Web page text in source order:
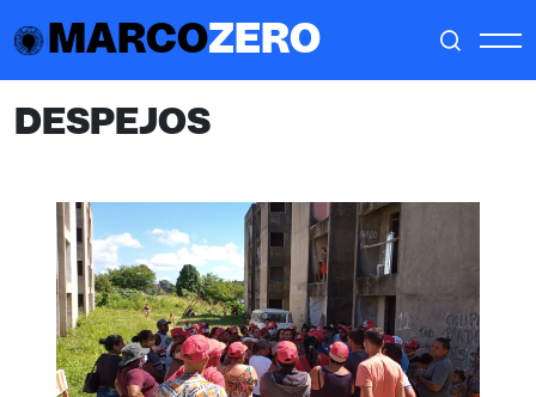
MARCOZERO
DESPEJOS